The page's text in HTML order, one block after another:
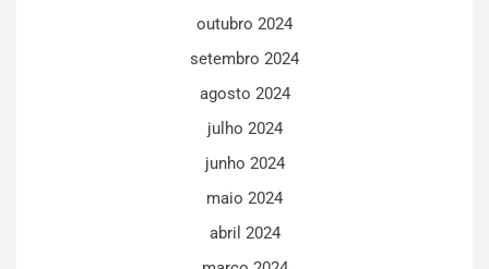
outubro 2024
setembro 2024
agosto 2024
julho 2024
junho 2024
maio 2024
abril 2024